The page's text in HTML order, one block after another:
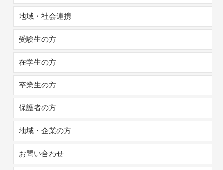
地域・社会連携
受験生の方
在学生の方
卒業生の方
保護者の方
地域・企業の方
お問い合わせ